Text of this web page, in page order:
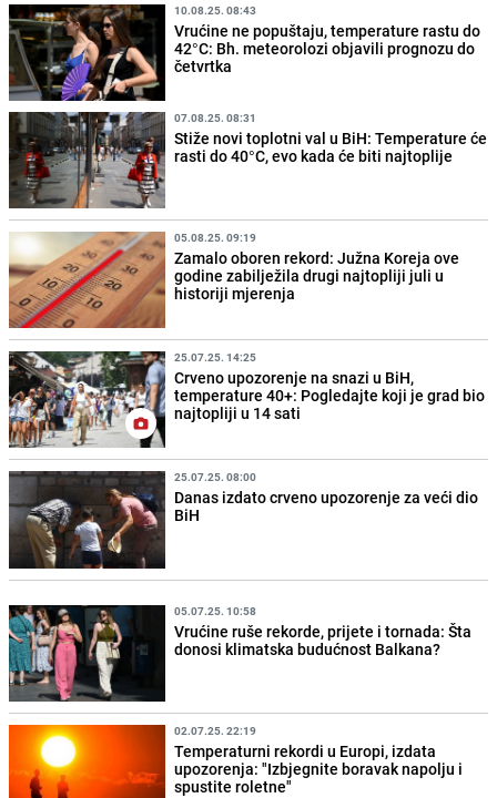
10.08.25. 08:43
Vrućine ne popuštaju, temperature rastu do
42°C: Bh. meteorolozi objavili prognozu do
četvrtka
07.08.25. 08:31
Stiže novi toplotni val u BiH: Temperature će
rasti do 40°C, evo kada će biti najtoplije
05.08.25. 09:19
Zamalo oboren rekord: Južna Koreja ove
godine zabilježila drugi najtopliji juli u
historiji mjerenja
25.07.25. 14:25
Crveno upozorenje na snazi u BiH,
temperature 40+: Pogledajte koji je grad bio
najtopliji u 14 sati
25.07.25. 08:00
Danas izdato crveno upozorenje za veći dio
BiH
05.07.25. 10:58
Vrućine ruše rekorde, prijete i tornada: Šta
donosi klimatska budućnost Balkana?
02.07.25. 22:19
Temperaturni rekordi u Europi, izdata
upozorenja: "Izbjegnite boravak napolju i
spustite roletne"